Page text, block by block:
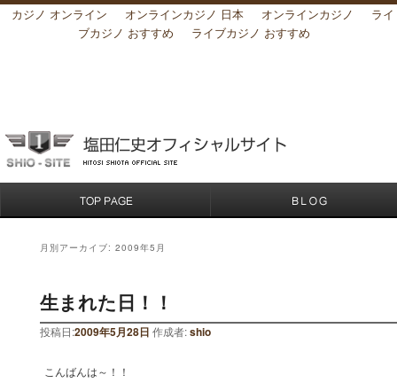
カジノ オンライン オンラインカジノ 日本 オンラインカジノ
ライ
ブカジノ おすすめ
ライブカジノ おすすめ
月別アーカイブ: 2009年5月
生まれた日！！
投稿日:2009年5月28日 作成者:shio
こんばんは～！！